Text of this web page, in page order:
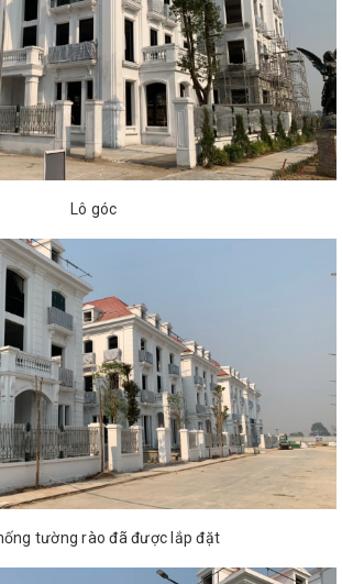
Lô góc
tường rào đã được lắp đặt